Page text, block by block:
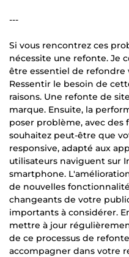
---
Si vous rencontrez ces
nécessite une refonte. Je
être essentiel de refondre
Ressentir le besoin de
raisons. Une refonte de
marque. Ensuite, la
poser problème, avec des
souhaitez peut-être que
responsive, adapté aux
utilisateurs naviguent sur
smartphone.
de nouvelles
changeants de votre
importants à considérer.
mettre à jour
de ce processus de
accompagner dans votre